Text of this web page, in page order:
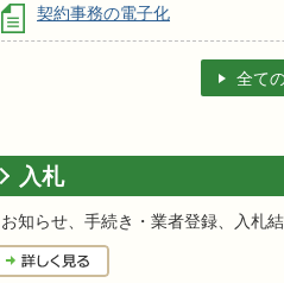
契約事務の電子化
全て
入札
お知らせ、手続き・業者登録、入札